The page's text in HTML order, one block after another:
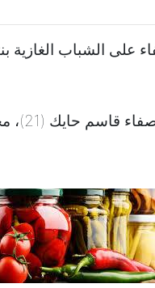
الغازية بنتيجة 3-0، في الجولة العاشرة على ملعب
(21)، محمد ناصر (84) ومحمد قدوح (90+4).